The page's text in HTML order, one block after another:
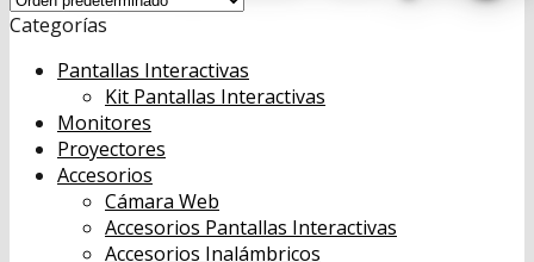
Categorías
Pantallas Interactivas
Kit Pantallas Interactivas
Monitores
Proyectores
Accesorios
Cámara Web
Accesorios Pantallas Interactivas
Accesorios Inalámbricos